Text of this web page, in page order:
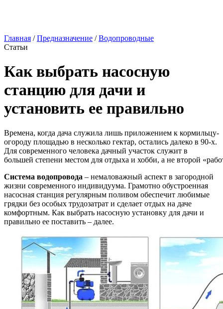
Главная /Предназначение /Водопроводные
Статьи
Как выбрать насосную
станцию для дачи и
установить ее правильно
Времена, когда дача служила лишь приложением к кормильцу-
огороду площадью в несколько гектар, остались далеко в 90-х.
Для современного человека дачный участок служит в
большей степени местом для отдыха и хобби, а не второй
Система водопровода – немаловажный аспект в загородной
жизни современного индивидуума. Грамотно обустроенная
насосная станция регулярным поливом обеспечит любимые
грядки без особых трудозатрат и сделает отдых на даче
комфортным. Как выбрать насосную установку для дачи и
правильно ее поставить – далее.